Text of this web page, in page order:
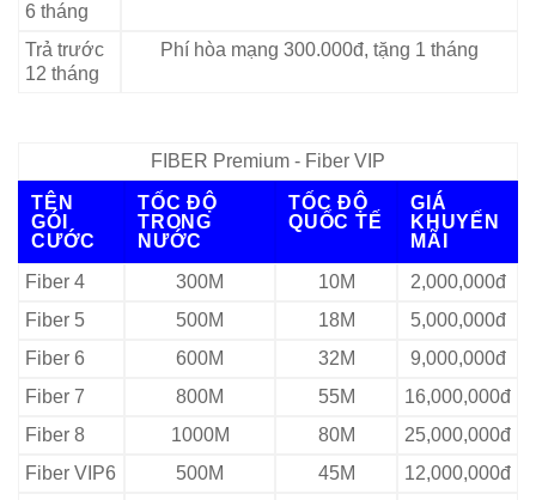
6 tháng
Trả trước
12 tháng
Phí hòa mạng 300.000đ, tặng 1 tháng
FIBER Premium - Fiber VIP
TÊN
GÓI
CƯỚC
TỐC ĐỘ
TRONG
NƯỚC
TỐC ĐỘ
QUỐC TẾ
GIÁ
KHUYẾN
MÃI
Fiber 4
300M 10M
2,000,000đ
Fiber 5
500M 18M
5,000,000đ
Fiber 6
600M 32M
9,000,000đ
Fiber 7
800M 55M
16,000,000đ
Fiber 8
1000M 80M
25,000,000đ
Fiber VIP6
500M 45M
12,000,000đ